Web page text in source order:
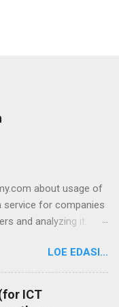
about usage of
for companies
and analyzing it.
click on a link in the
where they fill in the
So here are
that people use to
LOE EDASI...
ICT